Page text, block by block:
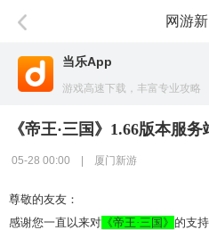
网游
当乐App
游戏高速下载，丰富专业攻略
《帝王·三国》1.66版本服
05-28 00:00 | 厦门新游
尊敬的友友 ：
感谢您一直以来对 《帝王·三国》 的支